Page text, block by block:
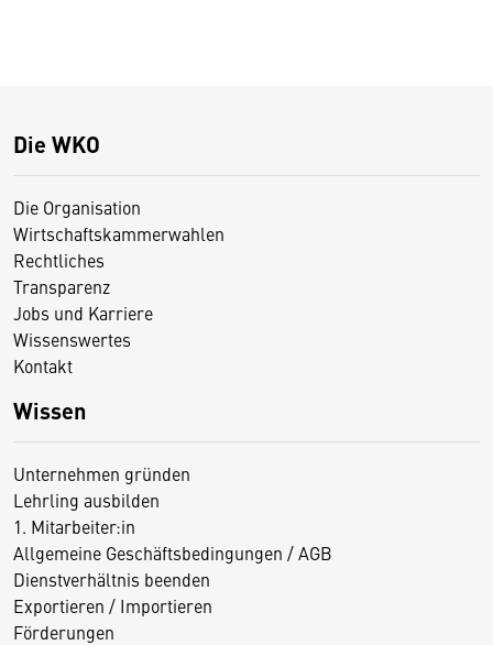
Die WKO
Die Organisation
Wirtschaftskammerwahlen
Rechtliches
Transparenz
Jobs und Karriere
Wissenswertes
Kontakt
Wissen
Unternehmen gründen
Lehrling ausbilden
1. Mitarbeiter:in
Allgemeine Geschäftsbedingungen / AGB
Dienstverhältnis beenden
Exportieren / Importieren
Förderungen